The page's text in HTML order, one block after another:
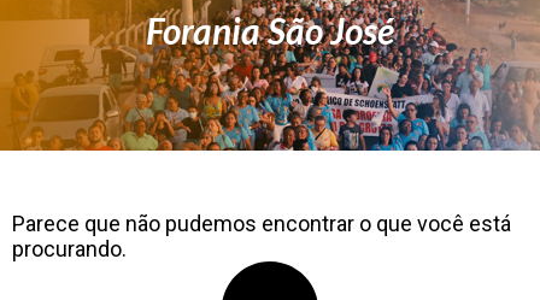
Forania São José
Parece que não pudemos encontrar o que você está
procurando.